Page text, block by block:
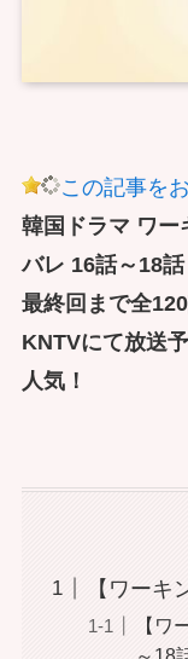
この記事を
韓国ドラマ ワー
バレ 16話～18話
最終回まで全
KNTVにて放送
人気！
【ワーキ
【ワ